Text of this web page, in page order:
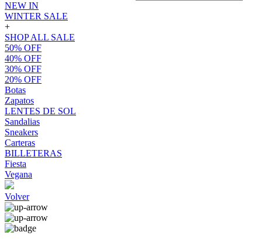
NEW IN
WINTER SALE
+
SHOP ALL SALE
50% OFF
40% OFF
30% OFF
20% OFF
Botas
Zapatos
LENTES DE SOL
Sandalias
Sneakers
Carteras
BILLETERAS
Fiesta
Vegana
Volver